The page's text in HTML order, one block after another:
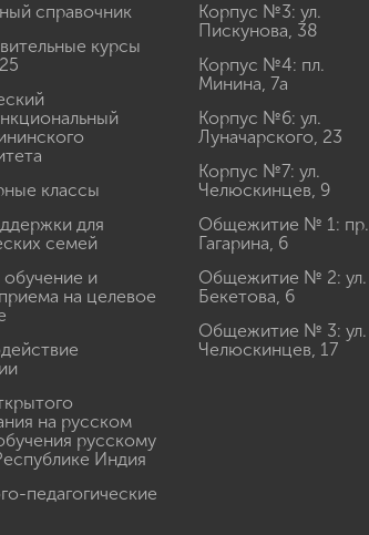
справочник
курсы
классы
для
семей
и
на целевое
на русском
русскому
Индия
педагогические
Корпус №3: ул.
Пискунова, 38
Корпус №4: пл.
Минина, 7а
Корпус №6: ул.
Луначарского, 23
Корпус №7: ул.
Челюскинцев, 9
Общежитие № 1: пр.
Гагарина, 6
Общежитие № 2: ул.
Бекетова, 6
Общежитие № 3: ул.
Челюскинцев, 17